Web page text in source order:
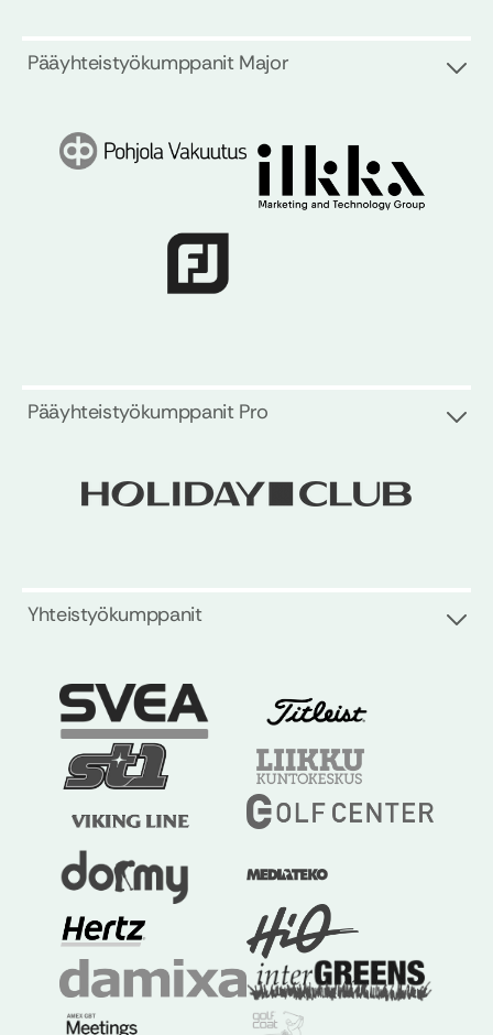
Pääyhteistyökumppanit Major
Pääyhteistyökumppanit Pro
Yhteistyökumppanit